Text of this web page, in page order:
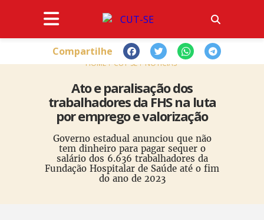
HOME CUT-SE NOTÍCIAS
Ato e paralisação dos
trabalhadores da FHS na luta
por emprego e valorização
Governo estadual anunciou que não
tem dinheiro para pagar sequer o
salário dos 6.636 trabalhadores da
Fundação Hospitalar de Saúde até o fim
do ano de 2023
Compartilhe